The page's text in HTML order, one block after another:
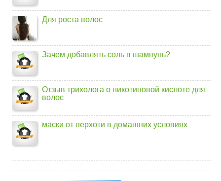
Для роста волос
Зачем добавлять соль в шампунь?
Отзыв трихолога о никотиновой кислоте для
волос
маски от перхоти в домашних условиях